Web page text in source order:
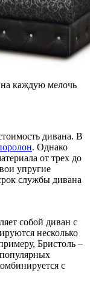
каждую мелочь
дивана. В
. Однако
от трех до
упругие
службы дивана
собой диван с
несколько
Бристоль –
с